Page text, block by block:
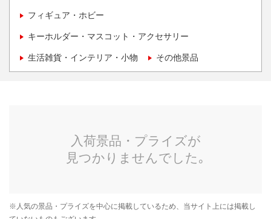
フィギュア・ホビー
キーホルダー・マスコット・アクセサリー
生活雑貨・インテリア・小物 その他景品